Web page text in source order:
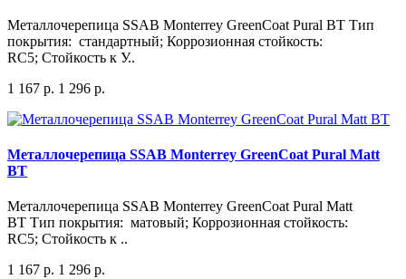
Металлочерепица SSAB Monterrey GreenCoat Pural BT Тип
покрытия: стандартный; Коррозионная стойкость:
RC5; Стойкость к У..
1 167 р. 1 296 р.
Металлочерепица SSAB Monterrey GreenCoat Pural Matt
BT
Металлочерепица SSAB Monterrey GreenCoat Pural Matt
BT Тип покрытия: матовый; Коррозионная стойкость:
RC5; Стойкость к ..
1 167 р. 1 296 р.